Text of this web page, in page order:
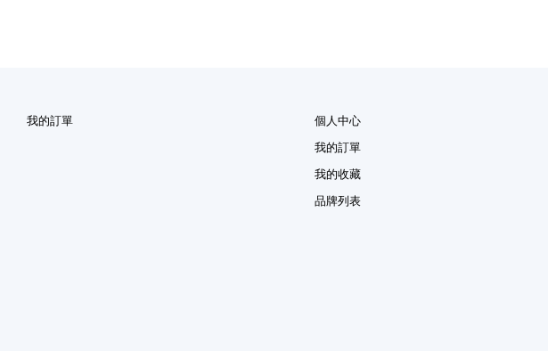
我的訂單
個人中心
我的訂單
我的收藏
品牌列表